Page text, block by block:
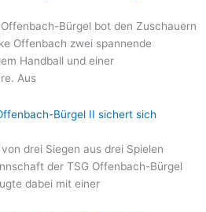
Bürgel bot den Zuschauern
Offenbach zwei spannende
Handball und einer
Aus
Bürgel II sichert sich
drei Siegen aus drei Spielen
der TSG Offenbach-Bürgel
dabei mit einer